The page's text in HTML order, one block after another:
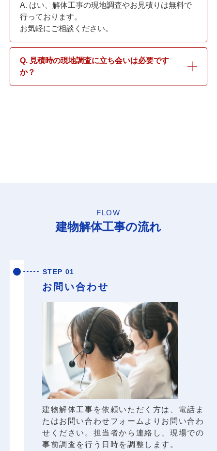
A. はい、解体工事の現地調査やお見積りは無料で
行っております。
お気軽にご相談ください。
Q. 見積時の現地調査に立ち会いは必要です
か？
FLOW
建物解体工事の流れ
STEP 01
お問い合わせ
建物解体工事を依頼いただく方は、電話ま
たはお問い合わせフォームよりお問い合わ
せください。担当者から連絡し、現場での
事前調査を行う日時を調整します。